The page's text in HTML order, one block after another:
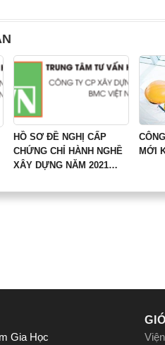
HỒ SƠ ĐỀ NGHỊ CẤP
CHỨNG CHỈ HÀNH NGHỀ
XÂY DỰNG NĂM 2021
CP
MỚI
Gia Học